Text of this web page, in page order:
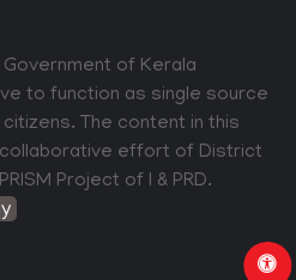
of Kerala
to function as single source
The content in this
effort of District
Project of I & PRD.